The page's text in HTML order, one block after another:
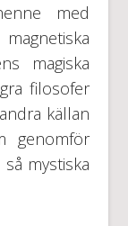
med
magiska
filosofer
källan
genomför
mystiska